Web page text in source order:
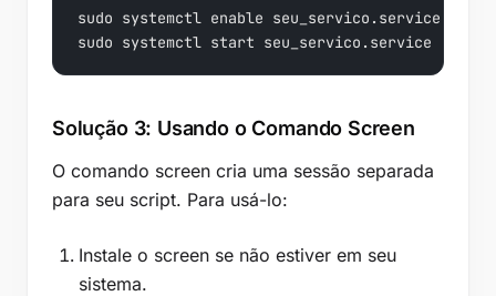
sudo systemctl enable seu_servico.service
sudo systemctl start seu_servico.service
Solução 3: Usando o Comando Screen
O comando screen cria uma sessão separada
para seu script. Para usá-lo:
Instale o screen se não estiver em seu
sistema.